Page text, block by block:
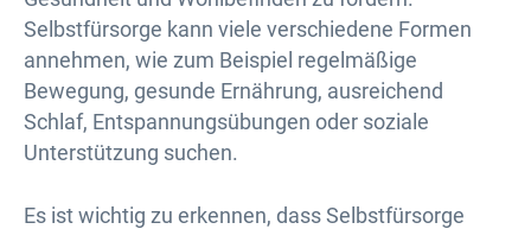
Selbstfürsorge kann viele verschiedene Formen
annehmen, wie zum Beispiel regelmäßige
Bewegung, gesunde Ernährung, ausreichend
Schlaf, Entspannungsübungen oder soziale
Unterstützung suchen.
Es ist wichtig zu erkennen, dass Selbstfürsorge